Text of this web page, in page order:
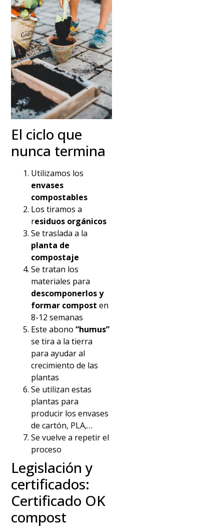
El ciclo que
nunca termina
Utilizamos los
envases
compostables
Los tiramos a
residuos orgánicos
Se traslada a la
planta de
compostaje
Se tratan los
materiales para
descomponerlos y
formar compost en
8-12 semanas
Este abono“humus”
se tira a la tierra
para ayudar al
crecimiento de las
plantas
Se utilizan estas
plantas para
producir los envases
de cartón, PLA,…
Se vuelve a repetir el
proceso
Legislación y
certificados:
Certificado OK
compost